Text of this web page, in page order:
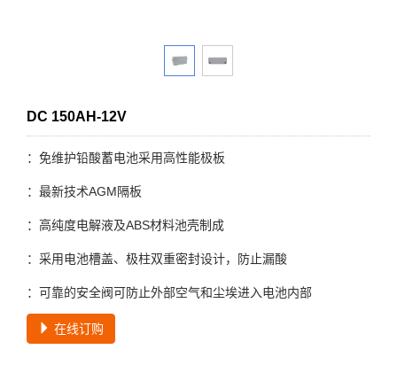
DC 150AH-12V
：免维护铅酸蓄电池采用高性能极板
：最新技术AGM隔板
：高纯度电解液及ABS材料池壳制成
：采用电池槽盖、极柱双重密封设计，防止漏酸
：可靠的安全阀可防止外部空气和尘埃进入电池内部
在线订购